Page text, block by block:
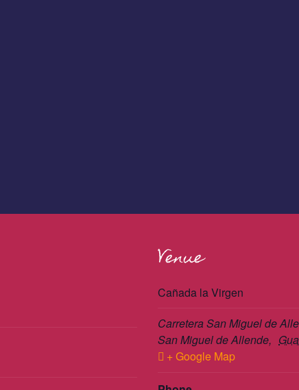
Venue
Cañada la Virgen
Carretera San Miguel de
San Miguel de Allende,
+ Google Map